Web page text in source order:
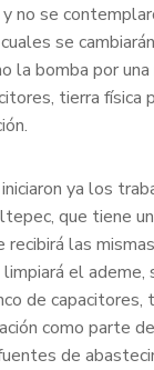
no se
se
la bomba por
tierra física
ya los
que tiene
recibirá las
el ademe,
de capacitores,
como parte
de